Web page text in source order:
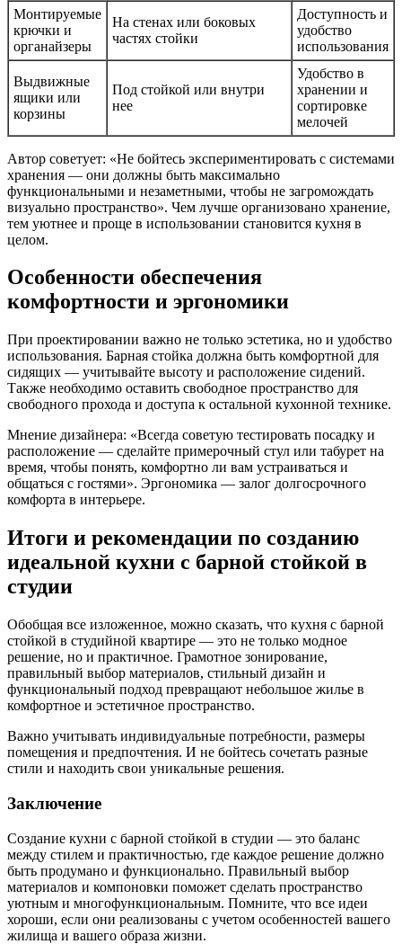
Монтируемые
крючки и
органайзеры
На стенах или боковых
частях стойки
Доступность и
удобство
использования
Выдвижные
ящики или
корзины
Под стойкой или внутри
нее
Удобство в
хранении и
сортировке
мелочей
Автор советует: «Не бойтесь экспериментировать с системами
хранения — они должны быть максимально
функциональными и незаметными, чтобы не загромождать
визуально пространство». Чем лучше организовано хранение,
тем уютнее и проще в использовании становится кухня в
целом.
Особенности обеспечения
комфортности и эргономики
При проектировании важно не только эстетика, но и удобство
использования. Барная стойка должна быть комфортной для
сидящих — учитывайте высоту и расположение сидений.
Также необходимо оставить свободное пространство для
свободного прохода и доступа к остальной кухонной технике.
Мнение дизайнера: «Всегда советую тестировать посадку и
расположение — сделайте примерочный стул или табурет на
время, чтобы понять, комфортно ли вам устраиваться и
общаться с гостями». Эргономика — залог долгосрочного
комфорта в интерьере.
Итоги и рекомендации по созданию
идеальной кухни с барной стойкой в
студии
Обобщая все изложенное, можно сказать, что кухня с барной
стойкой в студийной квартире — это не только модное
решение, но и практичное. Грамотное зонирование,
правильный выбор материалов, стильный дизайн и
функциональный подход превращают небольшое жилье в
комфортное и эстетичное пространство.
Важно учитывать индивидуальные потребности, размеры
помещения и предпочтения. И не бойтесь сочетать разные
стили и находить свои уникальные решения.
Заключение
Создание кухни с барной стойкой в студии — это баланс
между стилем и практичностью, где каждое решение должно
быть продумано и функционально. Правильный выбор
материалов и компоновки поможет сделать пространство
уютным и многофункциональным. Помните, что все идеи
хороши, если они реализованы с учетом особенностей вашего
жилища и вашего образа жизни.